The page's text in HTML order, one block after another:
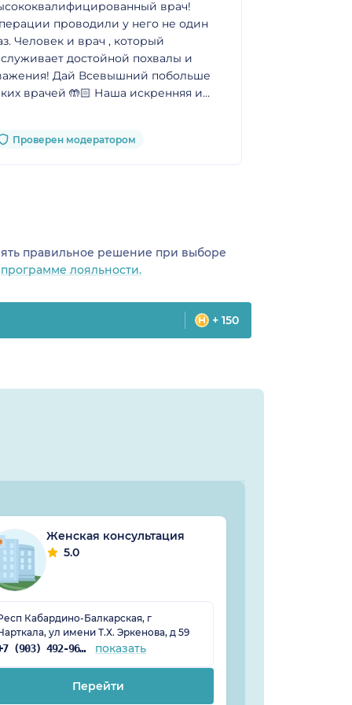
врач!
проводили у него не один
Человек и врач , который
достойной похвалы и
Дай Всевышний побольше
врачей 🤲🏻 Наша искренняя и
Проверен модератором
правильное решение при выборе
программе лояльности.
+ 150
Женская консультация
5.0
Кабардино-Балкарская, г
ул имени Т.Х. Эркенова, д 59
+7 (903) 492-96-45 показать
Перейти